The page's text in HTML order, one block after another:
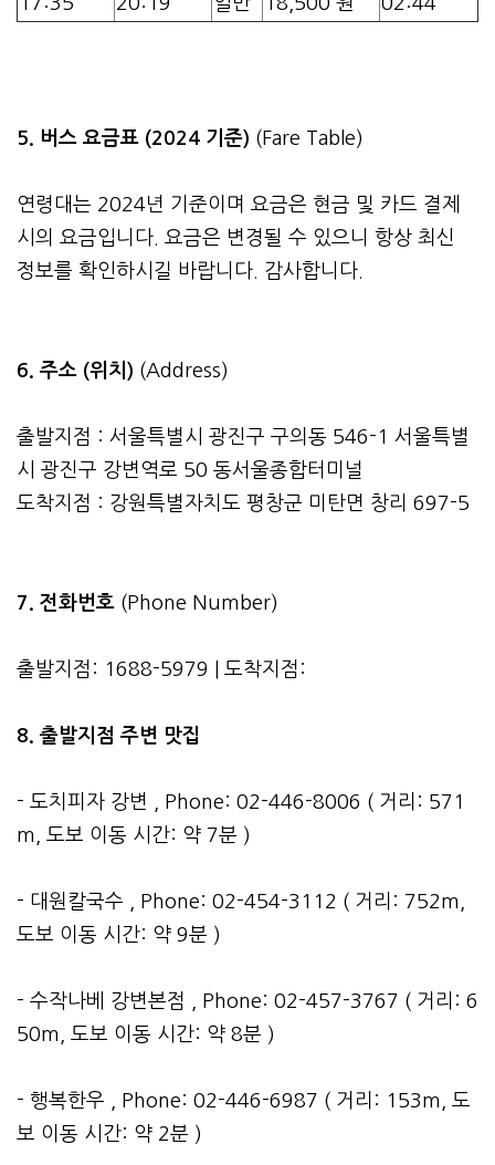
5. 버스 요금표 (2024 기준) (Fare Table)
연령대는 2024년 기준이며 요금은 현금 및 카드 결제
시의 요금입니다. 요금은 변경될 수 있으니 항상 최신
정보를 확인하시길 바랍니다. 감사합니다.
6. 주소 (위치) (Address)
출발지점 : 서울특별시 광진구 구의동 546-1 서울특별
시 광진구 강변역로 50 동서울종합터미널
도착지점 : 강원특별자치도 평창군 미탄면 창리 697-5
7. 전화번호 (Phone Number)
출발지점: 1688-5979 | 도착지점:
8. 출발지점 주변 맛집
- 도치피자 강변 , Phone: 02-446-8006 ( 거리: 571
m, 도보 이동 시간: 약 7분 )
- 대원칼국수 , Phone: 02-454-3112 ( 거리: 752m,
도보 이동 시간: 약 9분 )
- 수작나베 강변본점 , Phone: 02-457-3767 ( 거리: 6
50m, 도보 이동 시간: 약 8분 )
- 행복한우 , Phone: 02-446-6987 ( 거리: 153m, 도
보 이동 시간: 약 2분 )